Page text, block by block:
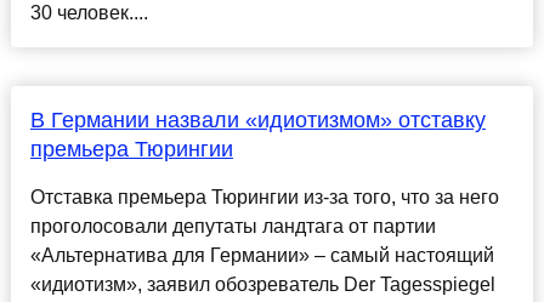
30 человек....
В Германии назвали «идиотизмом» отставку
премьера Тюрингии
Отставка премьера Тюрингии из-за того, что за него
проголосовали депутаты ландтага от партии
«Альтернатива для Германии» – самый настоящий
«идиотизм», заявил обозреватель Der Tagesspiegel